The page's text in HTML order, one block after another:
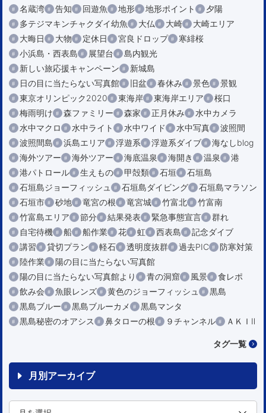
名蔵湾
告知 回遊魚 地形 地形ポイント
夕陽
多テジマキンチャクダイ幼魚
大仏 大崎
大崎エリア
大晦日
大物 定休日 宮良ドロップ
寒緋桜
小浜島・西表島
展望台
島内観光
新しい旅応援キャンペーン
新城島
日の目に当たらない写真館
旧盆 春休み 景色
景観
東京オリンピック2020
東海岸 東海岸エリア
桜口
梅雨明け
森ファミリー 森家 正月休み
水中カメラ
水中マクロ
水中ライト 水中ワイド 水中写真
波照間
波照間島
浜島エリア 浮遊系 浮遊系ダイブ
海なしblog
海外ツアー
海外ツアー 海底温泉 海開き 温泉
港
港パトロール
生えもの 甲殻類 石垣
石垣島
石垣島ジョーフィッシュ
石垣島ダイビング
石垣島マラソン
石垣市
砂地 竜宮の根 竜宮城 竹富北
竹富南
竹富島エリア
節分 結果発表 緊急事態宣言
群れ
自宅待機
船 船作業 花 虹 西表島
記念ダイブ
講習
貸切プラン 軽石 透明度抜群 過去PIC
防寒対策
陸作業
陽の目に当たらない写真館
陽の目に当たらない写真館より
青の洞窟 風景
食レポ
飲み会
魚眼レンズ 黄色のジョーフィッシュ
黒島
黒島ブルー
黒島ブルーカメ
黒島マンタ
黒島秘密のオアシス
鼻タローの根 ９チャンネル ＡＫＩⅡ
タグ一覧
月別アーカイブ